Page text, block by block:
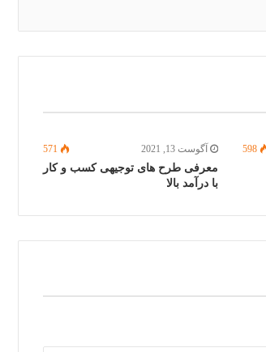
598 آگوست 13, 2021 571
معرفی طرح های توجیهی کسب و کار
با درآمد بالا